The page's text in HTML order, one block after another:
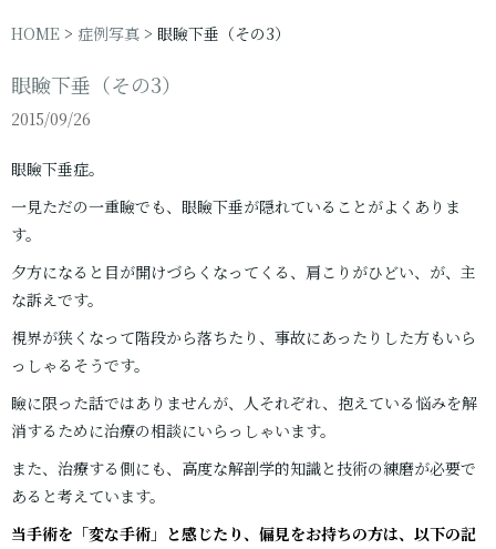
HOME > 症例写真 > 眼瞼下垂（その3）
眼瞼下垂（その3）
2015/09/26
眼瞼下垂症。
一見ただの一重瞼でも、眼瞼下垂が隠れていることがよくありま
す。
夕方になると目が開けづらくなってくる、肩こりがひどい、が、主
な訴えです。
視界が狭くなって階段から落ちたり、事故にあったりした方もいら
っしゃるそうです。
瞼に限った話ではありませんが、人それぞれ、抱えている悩みを解
消するために治療の相談にいらっしゃいます。
また、治療する側にも、高度な解剖学的知識と技術の練磨が必要で
あると考えています。
当手術を「変な手術」と感じたり、偏見をお持ちの方は、以下の記